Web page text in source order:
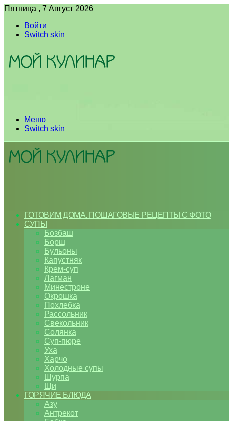
Пятница , 7 Август 2026
Войти
Switch skin
Меню
Switch skin
ГОТОВИМ ДОМА. ПОШАГОВЫЕ РЕЦЕПТЫ С ФОТО
СУПЫ
Бозбаш
Борщ
Бульоны
Капустняк
Крем-суп
Лагман
Минестроне
Окрошка
Похлебка
Рассольник
Свекольник
Солянка
Суп-пюре
Уха
Харчо
Холодные супы
Шурпа
Щи
ГОРЯЧИЕ БЛЮДА
Азу
Антрекот